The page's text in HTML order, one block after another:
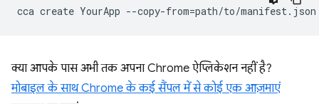
cca create YourApp --copy-from=
क्या आपके पास अभी तक अपना Chrome ऐप्लिकेशन नहीं है?
मोबाइल के साथ Chrome के कई सैंपल में से कोई एक आज़माएं